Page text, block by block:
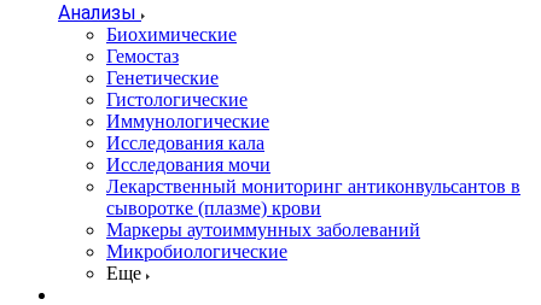
Анализы
Биохимические
Гемостаз
Генетические
Гистологические
Иммунологические
Исследования кала
Исследования мочи
Лекарственный мониторинг антиконвульсантов в
сыворотке (плазме) крови
Маркеры аутоиммунных заболеваний
Микробиологические
Еще